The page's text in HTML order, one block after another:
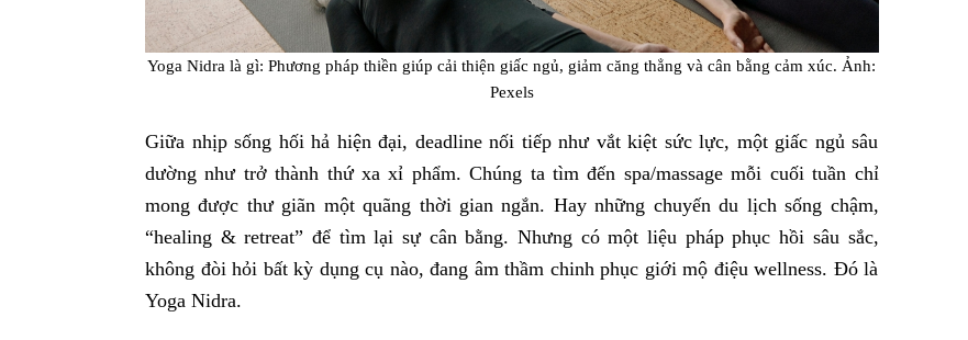
Yoga Nidra là gì: Phương pháp thiền giúp cải thiện giấc ngủ, giảm căng thẳng và cân bằng cảm xúc. Ảnh:
Pexels
Giữa nhịp sống hối hả hiện đại, deadline nối tiếp như vắt kiệt sức lực, một giấc ngủ sâu
dường như trở thành thứ xa xỉ phẩm. Chúng ta tìm đến spa/massage mỗi cuối tuần chỉ
mong được thư giãn một quãng thời gian ngắn. Hay những chuyến du lịch sống chậm,
“healing & retreat” để tìm lại sự cân bằng. Nhưng có một liệu pháp phục hồi sâu sắc,
không đòi hỏi bất kỳ dụng cụ nào, đang âm thầm chinh phục giới mộ điệu wellness. Đó là
Yoga Nidra.